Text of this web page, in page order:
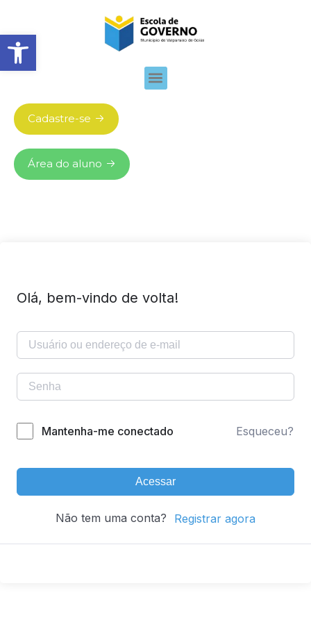
Abrir barra de ferramentas
Cadastre-se
Área do aluno
Olá, bem-vindo de volta!
Mantenha-me conectado Esqueceu?
Acessar
Não tem uma conta? Registrar agora